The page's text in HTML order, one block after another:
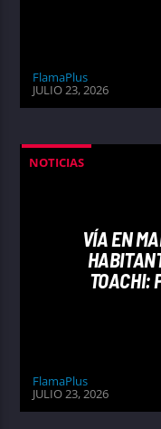
FlamaPlus
JULIO 23, 2026
NOTICIAS
VÍA EN
TOACHI:
FlamaPlus
JULIO 23, 2026